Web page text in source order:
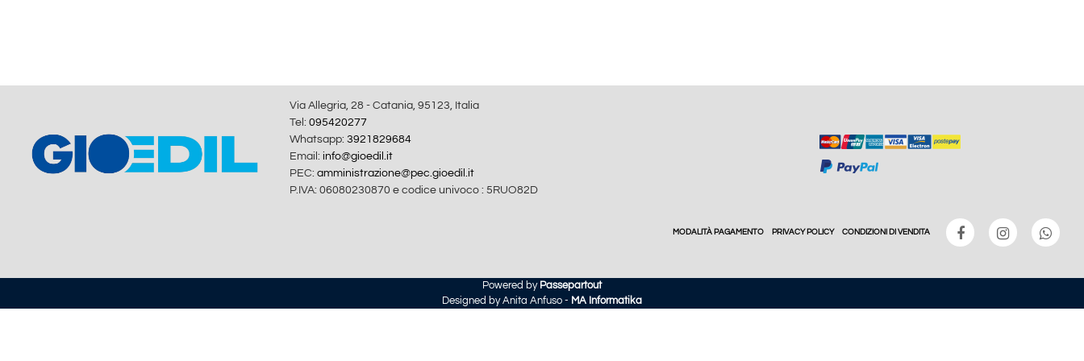
Via Allegria, 28 - Catania, 95123, Italia
Tel: 095420277
Whatsapp: 3921829684
Email: info@gioedil.it
PEC: amministrazione@pec.gioedil.it
P.IVA: 06080230870 e codice univoco : 5RUO82D
MODALITÀ PAGAMENTO PRIVACY POLICY CONDIZIONI DI VENDITA
Powered by Passepartout
Designed by Anita Anfuso - MA Informatika